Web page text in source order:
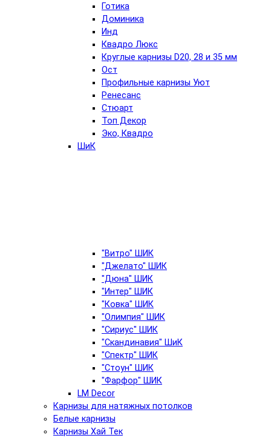
Готика
Доминика
Инд
Квадро Люкс
Круглые карнизы D20, 28 и 35 мм
Ост
Профильные карнизы Уют
Ренесанс
Стюарт
Топ Декор
Эко, Квадро
ШиК
"Витро" ШИК
"Джелато" ШИК
"Дюна" ШИК
"Интер" ШИК
"Ковка" ШИК
"Олимпия" ШИК
"Сириус" ШИК
"Скандинавия" ШиК
"Спектр" ШИК
"Стоун" ШИК
"Фарфор" ШИК
LM Decor
Карнизы для натяжных потолков
Белые карнизы
Карнизы Хай Тек